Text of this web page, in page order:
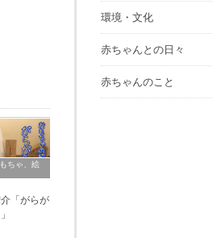
ちゃ、絵
「がらが
環境・文化
赤ちゃんとの日々
赤ちゃんのこと